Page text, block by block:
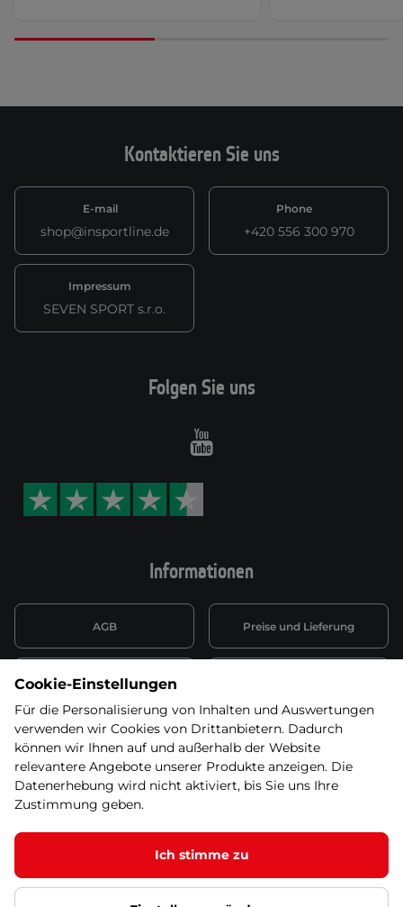
Kontaktieren Sie uns
E-mail
shop@insportline.de
Phone
+420 556 300 970
Impressum
SEVEN SPORT s.r.o.
Informationen
AGB Preise und Lieferung
Datenschutzerklärung
Wiederufsbelehrung mit Link
zum Formular
Batterieentsorgung
Informationen zu Elektro-
und Elektonikgeräten
Widerruf erklären
Folgen Sie uns
Youtube
© 2026 SEVEN SPORT s.r.o Alle Rechte vorbehalten1
Cookie-Einstellungen
Für die Personalisierung von Inhalten und Auswertungen
verwenden wir Cookies von Drittanbietern. Dadurch
können wir Ihnen auf und außerhalb der Website
relevantere Angebote unserer Produkte anzeigen. Die
Datenerhebung wird nicht aktiviert, bis Sie uns Ihre
Zustimmung geben.
Ich stimme zu